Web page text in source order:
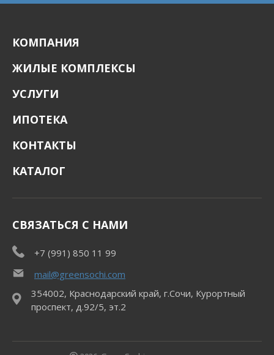
КОМПАНИЯ
ЖИЛЫЕ КОМПЛЕКСЫ
УСЛУГИ
ИПОТЕКА
КОНТАКТЫ
КАТАЛОГ
СВЯЗАТЬСЯ С НАМИ
+7 (991) 850 11 99
mail@greensochi.com
354002, Краснодарский край, г.Сочи, Курортный
проспект, д.92/5, эт.2